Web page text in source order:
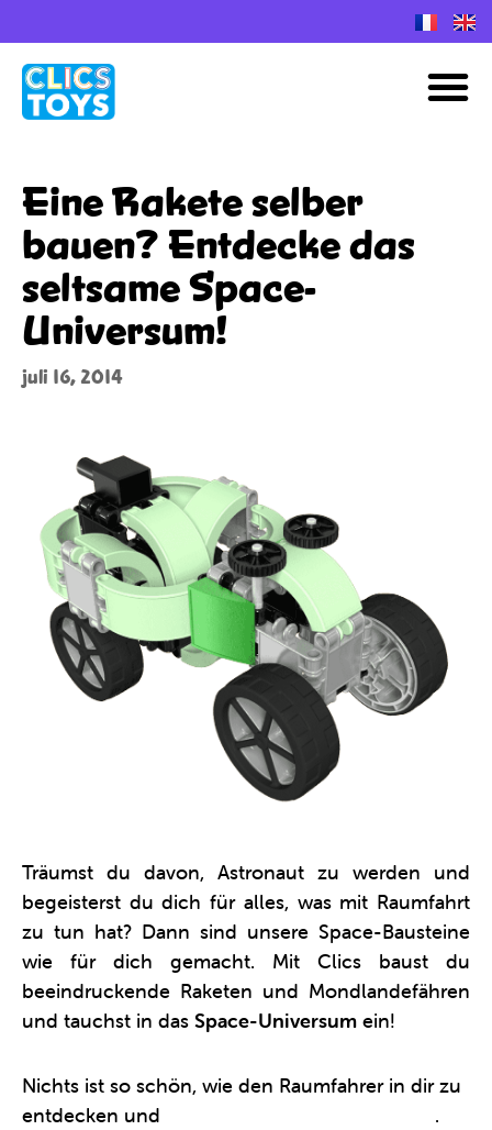
inhoud
Eine Rakete selber
bauen? Entdecke das
seltsame Space-
Universum!
juli 16, 2014
Träumst du davon, Astronaut zu werden und
begeisterst du dich für alles, was mit Raumfahrt
zu tun hat? Dann sind unsere Space-Bausteine
wie für dich gemacht. Mit Clics baust du
beeindruckende Raketen und Mondlandefähren
und tauchst in das Space-Universum ein!
Nichts ist so schön, wie den Raumfahrer in dir zu
entdecken und
.